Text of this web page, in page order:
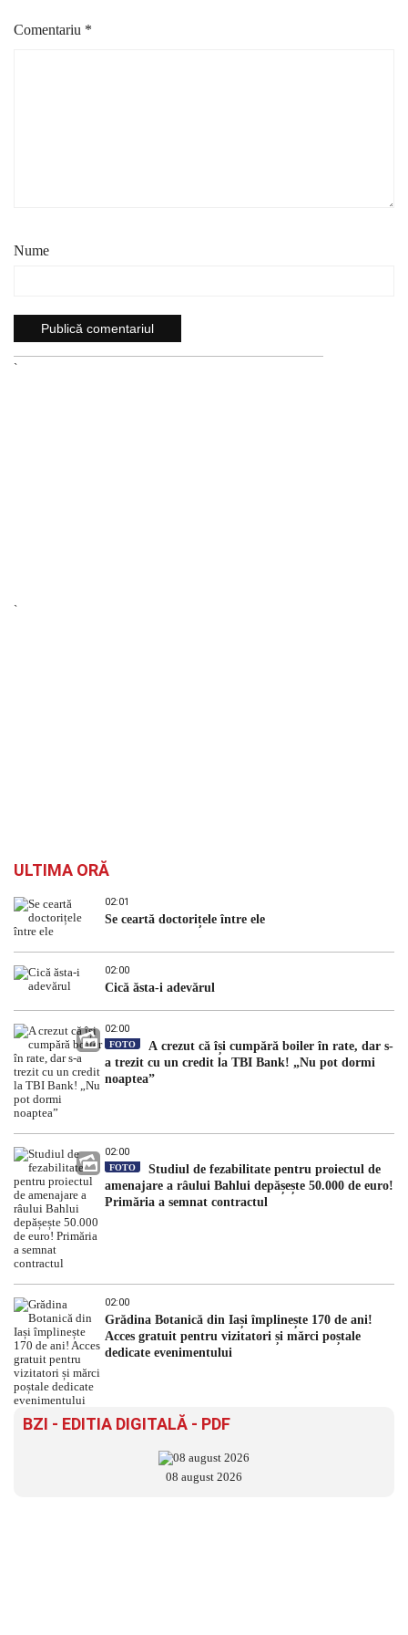
Comentariu *
Nume
`
`
ULTIMA ORĂ
02:01
Se ceartă doctorițele între ele
02:00
Cică ăsta-i adevărul
02:00
FOTO
A crezut că își cumpără boiler în rate, dar s-
a trezit cu un credit la TBI Bank! „Nu pot dormi
noaptea”
02:00
FOTO
Studiul de fezabilitate pentru proiectul de
amenajare a râului Bahlui depășește 50.000 de euro!
Primăria a semnat contractul
02:00
Grădina Botanică din Iași împlinește 170 de ani!
Acces gratuit pentru vizitatori și mărci poștale
dedicate evenimentului
BZI - EDITIA DIGITALĂ - PDF
08 august 2026